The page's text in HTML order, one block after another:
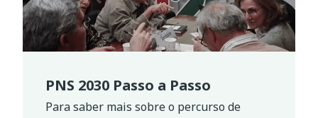
PNS 2030 Passo a Passo
Para saber mais sobre o percurso de